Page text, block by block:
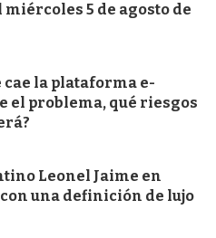
5 de agosto de
cae la plataforma e-
el problema, qué riesgos
Leonel Jaime en
una definición de lujo